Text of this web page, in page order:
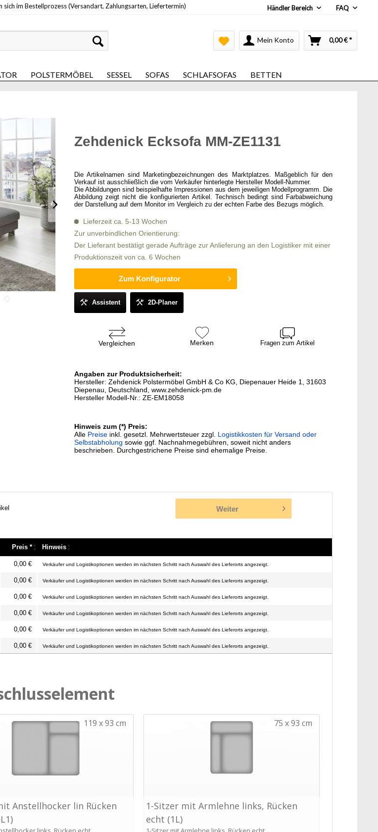
sich im Bestellprozess (Versandart, Zahlungsarten, Liefertermin) Händler Bereich FAQ
Mein Konto 0,00 € *
POLSTERMÖBEL SESSEL SOFAS SCHLAFSOFAS BETTEN
Zehdenick Ecksofa MM-ZE1131
Die Artikelnamen sind Marketingbezeichnungen des Marktplatzes. Maßgeblich für den
Verkauf ist ausschließlich die vom Verkäufer hinterlegte Hersteller Modell-Nummer.
Die Abbildungen sind beispielhafte Impressionen aus dem jeweiligen Modellprogramm. Die
Abbildung zeigt nicht die konfigurierten Artikel. Technisch bedingt sind Farbabweichung
der Darstellung auf dem Monitor im Vergleich zu der echten Farbe des Bezugs möglich.
Lieferzeit ca. 5-13 Wochen
Zur unverbindlichen Orientierung:
Der Lieferant bestätigt gerade Aufträge zur Anlieferung an den Logistiker mit einer
Produktionszeit von ca. 6 Wochen
Zum Konfigurator
Assistent 2D-Planer
Vergleichen Merken Fragen zum Artikel
Angaben zur Produktsicherheit:
Hersteller: Zehdenick Polstermöbel GmbH & Co KG, Diepenauer Heide 1, 31603
Diepenau, Deutschland, www.zehdenick-pm.de
Hersteller Modell-Nr.: ZE-EM18058
Hinweis zum (*) Preis:
Alle Preiseinkl. gesetzl. Mehrwertsteuer zzgl. Logistikkosten für Versand oder
Selbstabholung sowie ggf. Nachnahmegebühren, soweit nicht anders
beschrieben. Durchgestrichene Preise sind ehemalige Preise.
Weiter
Preis *
Hinweis
Preis *
0,00 € Verkäufer und Logistikoptionen werden im nächsten Schritt nach Auswahl des Lieferorts angezeigt.
0,00 € Verkäufer und Logistikoptionen werden im nächsten Schritt nach Auswahl des Lieferorts angezeigt.
0,00 € Verkäufer und Logistikoptionen werden im nächsten Schritt nach Auswahl des Lieferorts angezeigt.
0,00 € Verkäufer und Logistikoptionen werden im nächsten Schritt nach Auswahl des Lieferorts angezeigt.
0,00 € Verkäufer und Logistikoptionen werden im nächsten Schritt nach Auswahl des Lieferorts angezeigt.
0,00 € Verkäufer und Logistikoptionen werden im nächsten Schritt nach Auswahl des Lieferorts angezeigt.